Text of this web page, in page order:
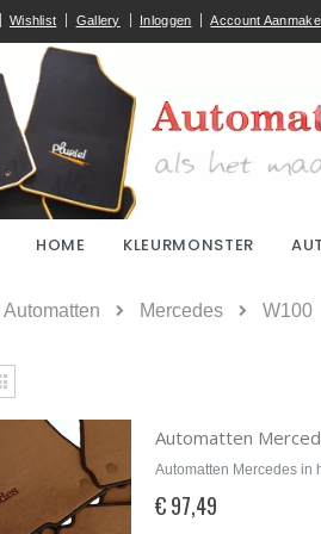
Wishlist Gallery Inloggen Account
HOME KLEURMONSTER
Automatten Mercedes W100
Automatten
Automatten Mercedes in
€ 97,49